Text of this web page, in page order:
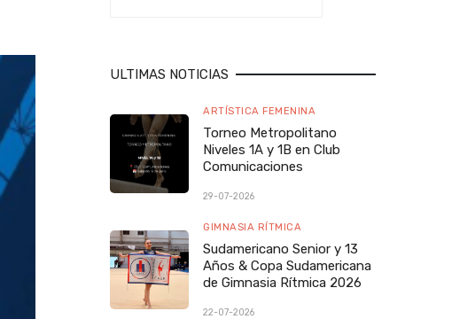
ULTIMAS NOTICIAS
ARTÍSTICA FEMENINA
Torneo Metropolitano
Niveles 1A y 1B en Club
Comunicaciones
29-07-2026
GIMNASIA RÍTMICA
Sudamericano Senior y 13
Años & Copa Sudamericana
de Gimnasia Rítmica 2026
22-07-2026